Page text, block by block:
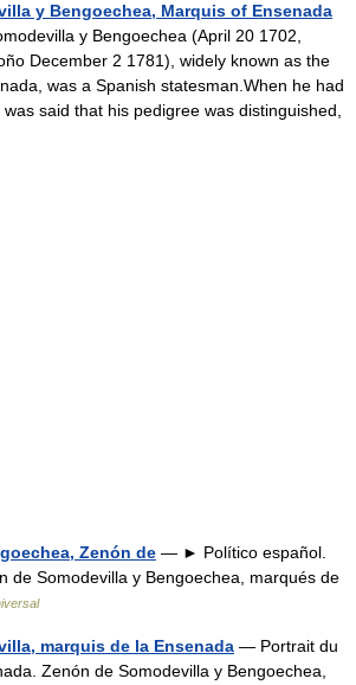
y Bengoechea, Marquis of Ensenada
y Bengoechea (April 20 1702,
December 2 1781), widely known as the
was a Spanish statesman.When he had
said that his pedigree was distinguished,
Zenón de — ► Político español.
de Somodevilla y Bengoechea, marqués de
marquis de la Ensenada — Portrait du
Zenón de Somodevilla y Bengoechea,